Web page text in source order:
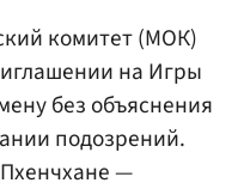
комитет (МОК)
на Игры
без объяснения
подозрений.
—